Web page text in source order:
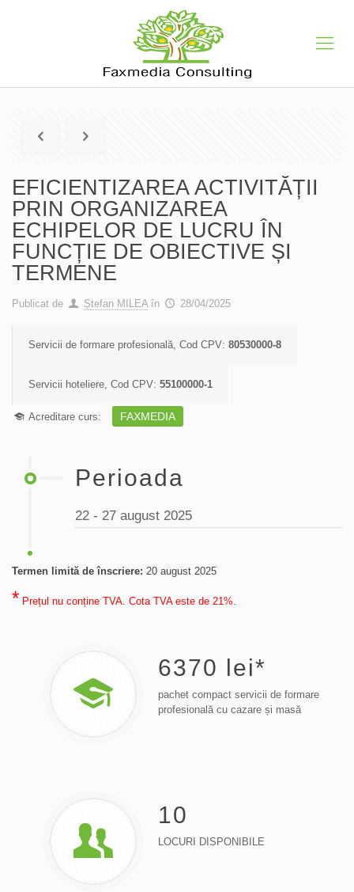
EFICIENTIZAREA ACTIVITĂȚII
PRIN ORGANIZAREA
ECHIPELOR DE LUCRU ÎN
FUNCȚIE DE OBIECTIVE ȘI
TERMENE
Publicat de Ștefan MILEA în 28/04/2025
Servicii de formare profesională, Cod CPV: 80530000-8
Servicii hoteliere, Cod CPV: 55100000-1
Acreditare curs: FAXMEDIA
Perioada
22 - 27 august 2025
Termen limită de înscriere: 20 august 2025
* Prețul nu conține TVA. Cota TVA este de 21%.
6370 lei*
pachet compact servicii de formare
profesională cu cazare și masă
10
LOCURI DISPONIBILE